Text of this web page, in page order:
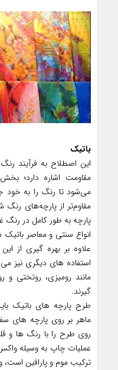
باتیک
این اصطلاح به فرآیند
مقاومت اشاره دارد؛
می‌شود تا رنگ را به خود
مقاوم‌تر از پارچه‌های
پارچه به طور کامل در
انواع سنتی و معاصر باتیک
علاوه بر بهره‏ گیری از
استفاده ‏های دیگری نیز
مانند رومیزی، روتختی و
گیرند.
طرح پارچه‏ های باتیک
ماهر بر روی پارچه ‏های
روی طرح را با رنگ ‏ها و
عملیات چاپ به ‌وسیله
ترکیب موم و پارافین